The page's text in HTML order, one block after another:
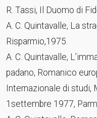
R. Tassi, Il Duomo di
A. C. Quintavalle, La
Risparmio,1975.
A. C. Quintavalle,
padano, Romanico
Internazionale di
1settembre 1977,